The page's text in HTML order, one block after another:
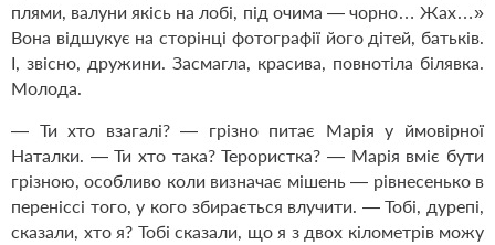
плями, валуни якісь на лобі, під очима — чорно… Жах…»
Вона відшукує на сторінці фотографії його дітей, батьків.
І, звісно, дружини. Засмагла, красива, повнотіла білявка.
Молода.
— Ти хто взагалі? — грізно питає Марія у ймовірної
Наталки. — Ти хто така? Терористка? — Марія вміє бути
грізною, особливо коли визначає мішень — рівнесенько в
переніссі того, у кого збирається влучити. — Тобі, дурепі,
сказали, хто я? Тобі сказали, що я з двох кілометрів можу